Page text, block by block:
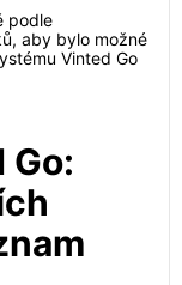
podle
aby bylo možné
Vinted Go
Go: